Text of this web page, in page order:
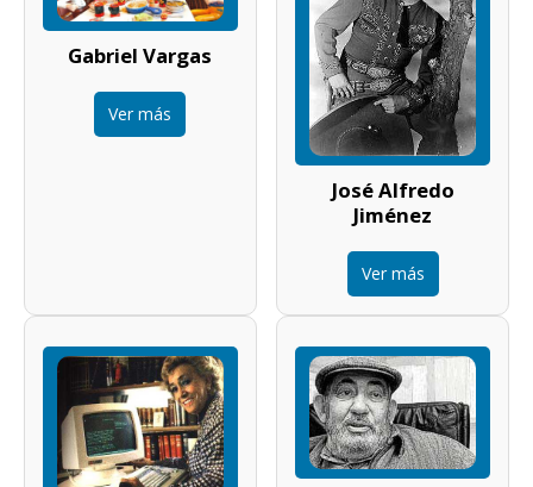
Gabriel Vargas
Ver más
José Alfredo
Jiménez
Ver más